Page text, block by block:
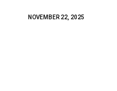
NOVEMBER 22, 2025